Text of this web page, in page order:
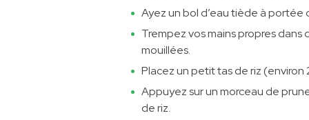
Ayez un bol d’eau tiède à portée
Trempez vos mains propres dans
mouillées.
Placez un petit tas de riz (environ
Appuyez sur un morceau de
de riz.